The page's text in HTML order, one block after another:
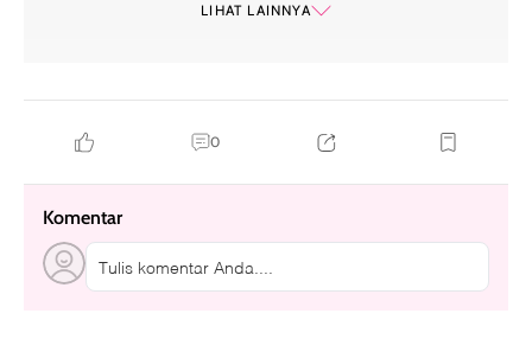
LIHAT LAINNYA
0
Komentar
Tulis komentar Anda....